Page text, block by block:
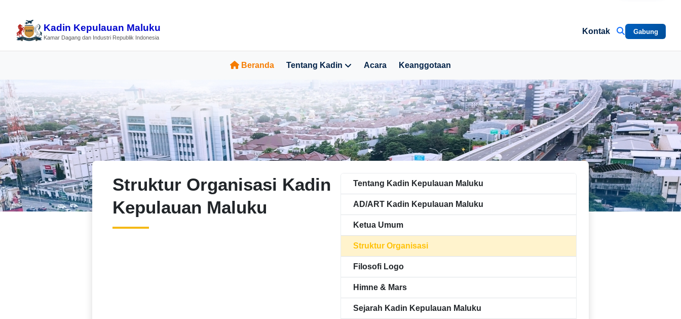
Kadin Kepulauan Maluku
Kamar Dagang dan Industri Republik Indonesia
Kontak Gabung
Beranda Tentang Kadin Acara Keanggotaan
Struktur Organisasi Kadin
Kepulauan Maluku
Tentang Kadin Kepulauan Maluku
AD/ART Kadin Kepulauan Maluku
Ketua Umum
Struktur Organisasi
Filosofi Logo
Himne & Mars
Sejarah Kadin Kepulauan Maluku